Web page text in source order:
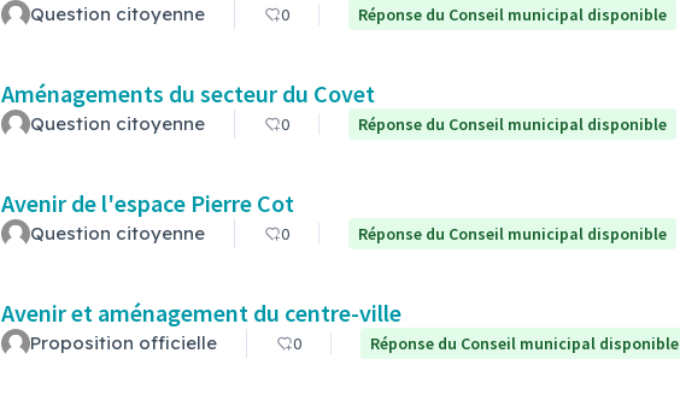
Question citoyenne 0 Réponse du Conseil municipal disponible
Aménagements du secteur du Covet
Question citoyenne 0 Réponse du Conseil municipal disponible
Avenir de l'espace Pierre Cot
Question citoyenne 0 Réponse du Conseil municipal disponible
Avenir et aménagement du centre-ville
Proposition officielle 0 Réponse du Conseil municipal disponible